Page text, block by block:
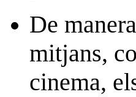
De
mitjans,
cinema,